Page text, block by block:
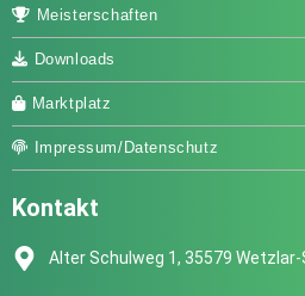
Meisterschaften
Downloads
Marktplatz
Impressum/Datenschutz
Kontakt
Alter Schulweg 1, 35579